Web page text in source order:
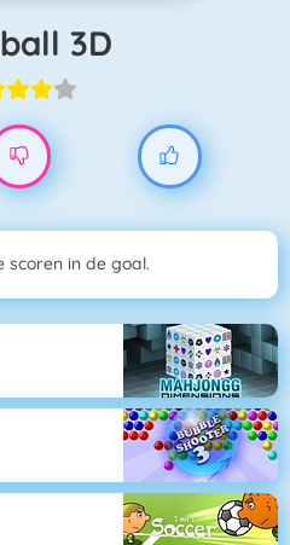
3D
scoren in de goal.